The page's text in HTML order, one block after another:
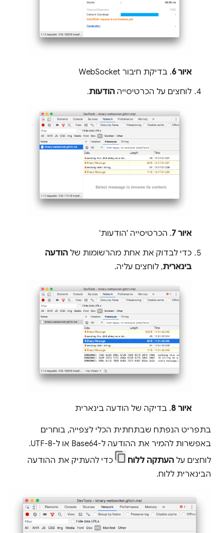
איור 6 . בדיקת חיבור WebSocket
לוחצים על הכרטיסייה הודעות.
איור 7
. הכרטיסייה 'הודעות'
כדי לבדוק את אחת מהרשומות של הודעה
בינארית, לוחצים עליה.
איור 8 . בדיקה של הודעה בינארית
בתפריט הנפתח שבתחתית הכלי לצפייה, בוחרים
באפשרות להמיר את ההודעה ל-Base64 או ל-UTF-8.
לוחצים על העתקה ללוח
כדי להעתיק את ההודעה
הבינארית ללוח.